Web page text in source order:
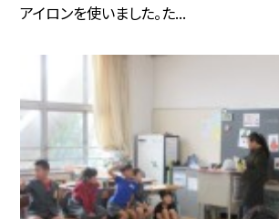
アイロンを使いました。た...